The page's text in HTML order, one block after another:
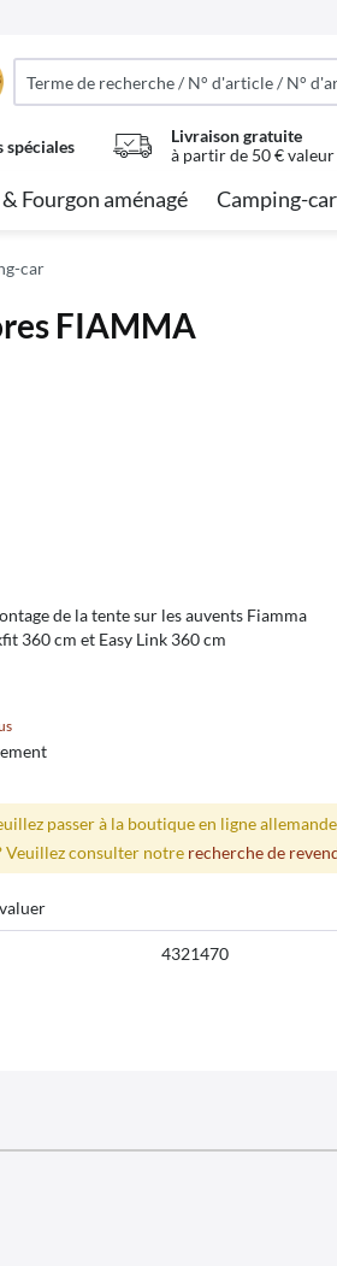
spéciales
Livraison gratuite
à partir de 50 €
Fourgon aménagé Camping-
car
FIAMMA
de la tente sur les auvents Fiamma
360 cm et Easy Link 360 cm
passer à la boutique en ligne
Veuillez consulter notre recherche de
4321470